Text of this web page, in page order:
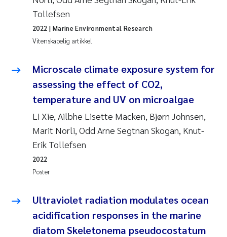
Tollefsen
Vitenskapelig artikkel
2022 | Marine Environmental Research
Microscale climate exposure system for
assessing the effect of CO2,
temperature and UV on microalgae
Li Xie, Ailbhe Lisette Macken, Bjørn Johnsen,
Marit Norli, Odd Arne Segtnan Skogan, Knut-
Erik Tollefsen
Poster
2022
Ultraviolet radiation modulates ocean
acidification responses in the marine
diatom Skeletonema pseudocostatum